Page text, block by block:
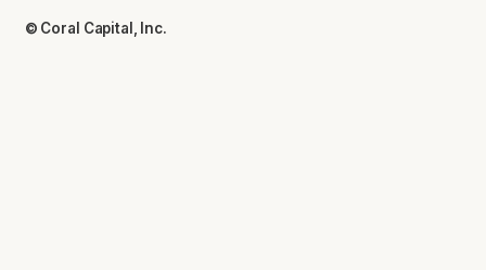
© Coral Capital, Inc.